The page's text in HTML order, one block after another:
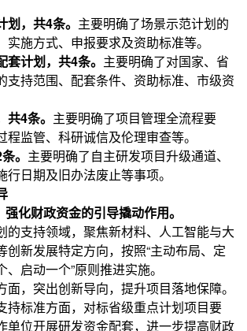
，共4条。 主要明确了场景示范计划的
实施方式、申报要求及资助标准等。
计划，共4条。 主要明确了对国家、省
支持范围、配套条件、资助标准、市级资
4条。 主要明确了项目管理全流程要
监管、科研诚信及伦理审查等。
。 主要明确了自主研发项目升级通道、
行日期及旧办法废止等事项。
化财政资金的引导撬动作用。
的支持领域，聚焦新材料、人工智能与大
创新发展特定方向，按照“主动布局、定
启动一个”原则推进实施。
面，突出创新导向，提升项目落地保障。
持标准方面，对标省级重点计划项目要
单位开展研发资金配套，进一步提高财政